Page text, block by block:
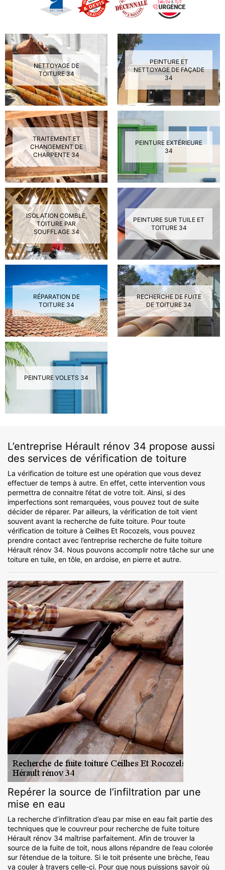
NETTOYAGE DE
TOITURE 34
PEINTURE ET
NETTOYAGE DE FAÇADE
34
TRAITEMENT ET
CHANGEMENT DE
CHARPENTE 34
PEINTURE EXTÉRIEURE
34
ISOLATION COMBLE,
TOITURE PAR
SOUFFLAGE 34
PEINTURE SUR TUILE ET
TOITURE 34
RÉPARATION DE
TOITURE 34
RECHERCHE DE FUITE
DE TOITURE 34
PEINTURE VOLETS 34
L’entreprise Hérault rénov 34 propose aussi
des services de vérification de toiture
La vérification de toiture est une opération que vous devez
effectuer de temps à autre. En effet, cette intervention vous
permettra de connaitre l’état de votre toit. Ainsi, si des
imperfections sont remarquées, vous pouvez tout de suite
décider de réparer. Par ailleurs, la vérification de toit vient
souvent avant la recherche de fuite toiture. Pour toute
vérification de toiture à Ceilhes Et Rocozels, vous pouvez
prendre contact avec l’entreprise recherche de fuite toiture
Hérault rénov 34. Nous pouvons accomplir notre tâche sur une
toiture en tuile, en tôle, en ardoise, en pierre et autre.
Repérer la source de l’infiltration par une
mise en eau
La recherche d’infiltration d’eau par mise en eau fait partie des
techniques que le couvreur pour recherche de fuite toiture
Hérault rénov 34 maîtrise parfaitement. Afin de trouver la
source de la fuite de toit, nous allons répandre de l’eau colorée
sur l’étendue de la toiture. Si le toit présente une brèche, l’eau
va couler à travers celle-ci. Pour que nous puissions savoir où